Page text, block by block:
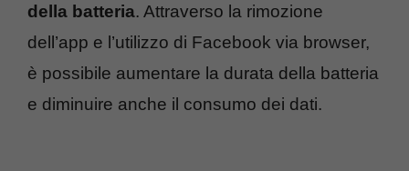
della batteria. Attraverso la rimozione
dell’app e l’utilizzo di Facebook via browser,
è possibile aumentare la durata della batteria
e diminuire anche il consumo dei dati.